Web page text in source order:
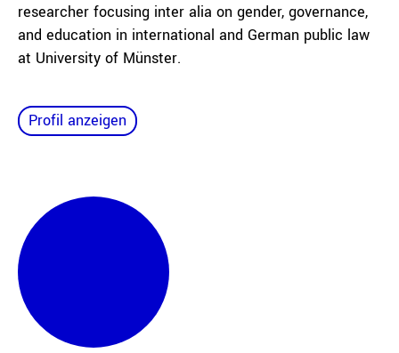
researcher focusing inter alia on gender, governance,
and education in international and German public law
at University of Münster.
Profil anzeigen